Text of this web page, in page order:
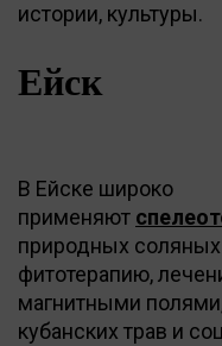
истории, культуры.
Ейск
В Ейске широко
применяют
природных
фитотерапию,
магнитными
кубанских трав и